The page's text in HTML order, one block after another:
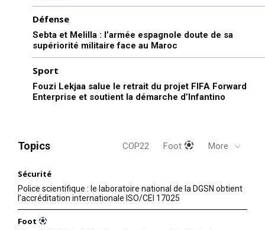
Défense
Sebta et Melilla : l’armée espagnole doute de sa
supériorité militaire face au Maroc
Sport
Fouzi Lekjaa salue le retrait du projet FIFA Forward
Enterprise et soutient la démarche d’Infantino
Topics COP22 Foot More
Sécurité
Police scientifique : le laboratoire national de la DGSN obtient
l’accréditation internationale ISO/CEI 17025
Foot